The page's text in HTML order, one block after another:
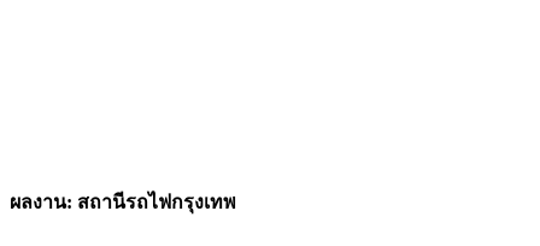
ผลงาน: สถานีรถไฟกรุงเทพ